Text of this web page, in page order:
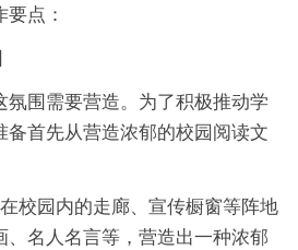
点：
氛围需要营造。为了积极推动学
备首先从营造浓郁的校园阅读文
校园内的走廊、宣传橱窗等阵地
、名人名言等，营造出一种浓郁